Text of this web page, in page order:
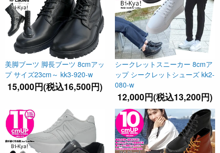
美脚ブーツ 脚長ブーツ 8cmアッ
プ サイズ23cm～ kk3-920-w
15,000円(税込16,500円)
シークレットスニーカー 8cmア
ップ シークレットシューズ kk2-
080-w
12,000円(税込13,200円)